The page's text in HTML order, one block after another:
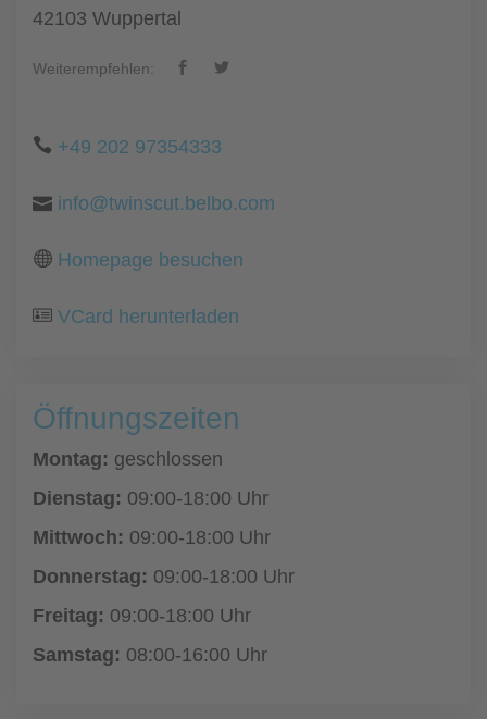
42103 Wuppertal
Weiterempfehlen:
+49 202 97354333
info@twinscut.belbo.com
Homepage besuchen
VCard herunterladen
Öffnungszeiten
Montag: geschlossen
Dienstag: 09:00-18:00 Uhr
Mittwoch: 09:00-18:00 Uhr
Donnerstag: 09:00-18:00 Uhr
Freitag: 09:00-18:00 Uhr
Samstag: 08:00-16:00 Uhr